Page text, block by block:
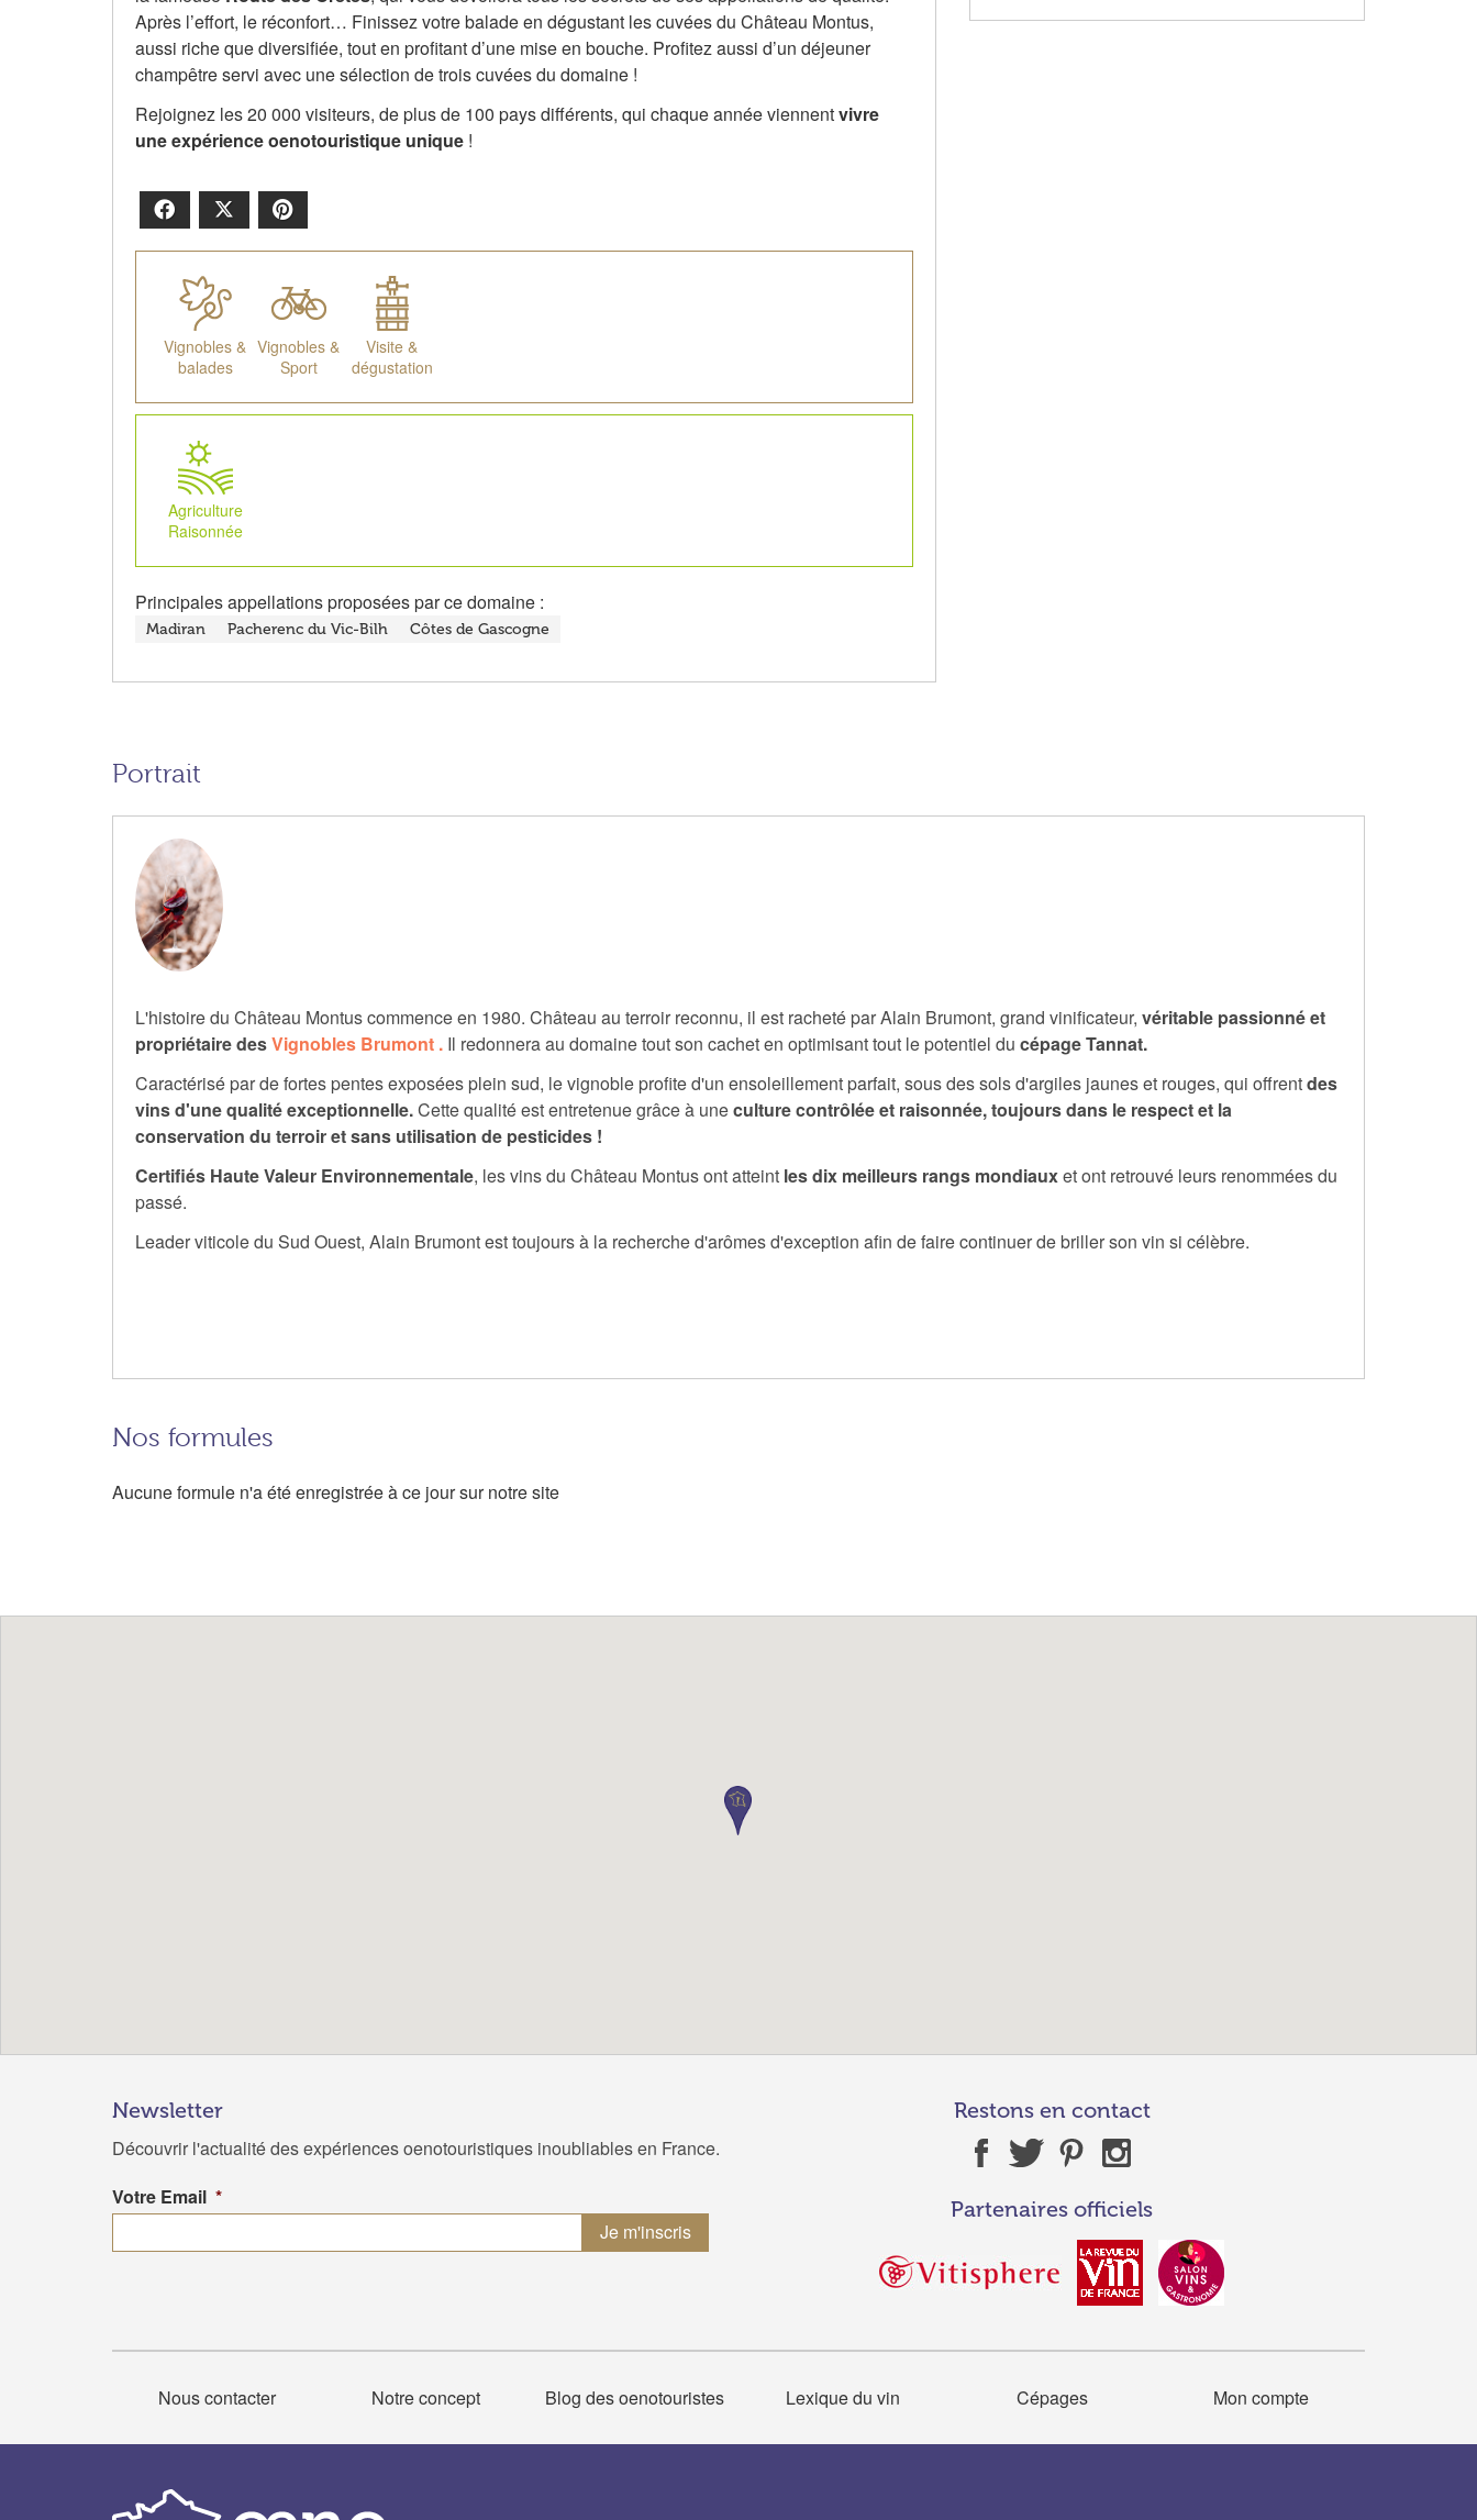
Après l’effort, le réconfort… Finissez votre balade en dégustant les cuvées du Château Montus,
aussi riche que diversifiée, tout en profitant d’une mise en bouche. Profitez aussi d’un déjeuner
champêtre servi avec une sélection de trois cuvées du domaine !
Rejoignez les 20 000 visiteurs, de plus de 100 pays différents, qui chaque année viennentvivre
une expérience oenotouristique unique !
Facebook
Vignobles &
balades
Vignobles &
Sport
Visite &
dégustation
Agriculture
Raisonnée
Principales appellations proposées par ce domaine :
Madiran Pacherenc du Vic-Bilh Côtes de Gascogne
Portrait
L'histoire du Château Montus commence en 1980. Château au terroir reconnu, il est racheté par Alain Brumont, grand vinificateur, véritable passionné et
propriétairedesVignobles Brumont . Il redonnera au domaine tout son cachet en optimisant tout le potentiel du cépage Tannat.
Caractérisé par de fortes pentes exposées plein sud, le vignoble profite d'un ensoleillement parfait, sous des sols d'argiles jaunes et rouges, qui offrentdes
vins d'une qualité exceptionnelle.Cette qualité est entretenue grâce à uneculture contrôlée et raisonnée,toujours dans le respect et la
conservation du terroiretsans utilisation de pesticides !
Certifiés Haute Valeur Environnementale, les vins du Château Montus ont atteint les dix meilleurs rangs mondiauxet ont retrouvé leurs renommées du
passé.
Leader viticole du Sud Ouest, Alain Brumont est toujours à la recherche d'arômes d'exception afin de faire continuer de briller son vin si célèbre.
Nos formules
Aucune formule n'a été enregistrée à ce jour sur notre site
Newsletter
Découvrir l'actualité des expériences oenotouristiques inoubliables en France.
Votre Email *
Restons en contact
Partenaires officiels
Nous contacter Notre concept Blog des oenotouristes Lexique du vin Cépages Mon compte